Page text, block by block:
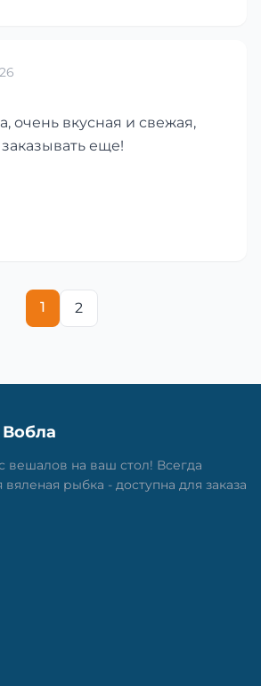
очень вкусная и свежая,
еще!
1 2
вешалов на ваш стол! Всегда
рыбка - доступна для заказа